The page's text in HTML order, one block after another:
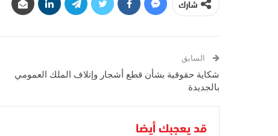
شارك
السابق
شكاية حقوقية بشأن قطع أشجار وإتلاف الملك العمومي
بالجديدة
قد يعجبك أيضا